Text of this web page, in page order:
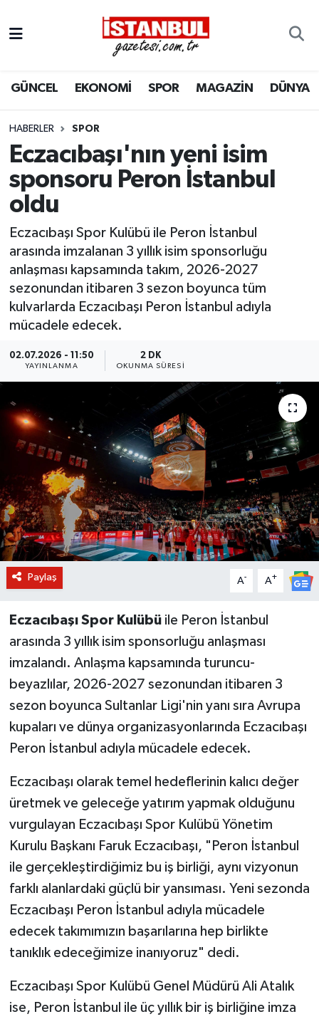
GÜNCEL EKONOMİ SPOR MAGAZİN DÜNYA
HABERLER SPOR
Eczacıbaşı'nın yeni isim
sponsoru Peron İstanbul
oldu
Eczacıbaşı Spor Kulübü ile Peron İstanbul
arasında imzalanan 3 yıllık isim sponsorluğu
anlaşması kapsamında takım, 2026-2027
sezonundan itibaren 3 sezon boyunca tüm
kulvarlarda Eczacıbaşı Peron İstanbul adıyla
mücadele edecek.
02.07.2026 - 11:50
YAYINLANMA
2 DK
OKUNMA SÜRESI
Paylaş A- A+
Eczacıbaşı Spor Kulübüile Peron İstanbul
arasında 3 yıllık isim sponsorluğu anlaşması
imzalandı. Anlaşma kapsamında turuncu-
beyazlılar, 2026-2027 sezonundan itibaren 3
sezon boyunca Sultanlar Ligi'nin yanı sıra Avrupa
kupaları ve dünya organizasyonlarında Eczacıbaşı
Peron İstanbul adıyla mücadele edecek.
Eczacıbaşı olarak temel hedeflerinin kalıcı değer
üretmek ve geleceğe yatırım yapmak olduğunu
vurgulayan Eczacıbaşı Spor Kulübü Yönetim
Kurulu Başkanı Faruk Eczacıbaşı, "Peron İstanbul
ile gerçekleştirdiğimiz bu iş birliği, aynı vizyonun
farklı alanlardaki güçlü bir yansıması. Yeni sezonda
Eczacıbaşı Peron İstanbul adıyla mücadele
edecek takımımızın başarılarına hep birlikte
tanıklık edeceğimize inanıyoruz" dedi.
Eczacıbaşı Spor Kulübü Genel Müdürü Ali Atalık
ise, Peron İstanbul ile üç yıllık bir iş birliğine imza
EKONOMİ
İSTANBUL
DÜNYA
SPOR
MAGAZİN
KÜLTÜR SANAT
SAĞLIK
OTOMOBİL
KURUMSAL
Nöbetçi Eczaneler
Hava Durumu
Trafik Durumu
Süper Lig Puan Durumu ve Fikstür
Tüm Manşetler
Son Dakika Haberleri
Haber Arşivi